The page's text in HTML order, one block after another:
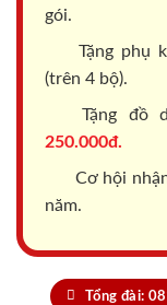
gói.
Tặng phụ
(trên 4 bộ).
Tặng đồ
250.000đ.
Cơ hội
năm.
Tổng đài: